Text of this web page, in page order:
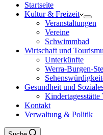
Startseite
Kultur & Freizeit
Veranstaltungen
Vereine
Schwimmbad
Wirtschaft und
Unterkünfte
Werra-Burgen-
Gesundheit und
Kindertagesstätte
Kontakt
Verwaltung & Politik